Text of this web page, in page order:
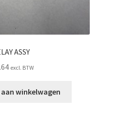
ASSY
excl. BTW
winkelwagen